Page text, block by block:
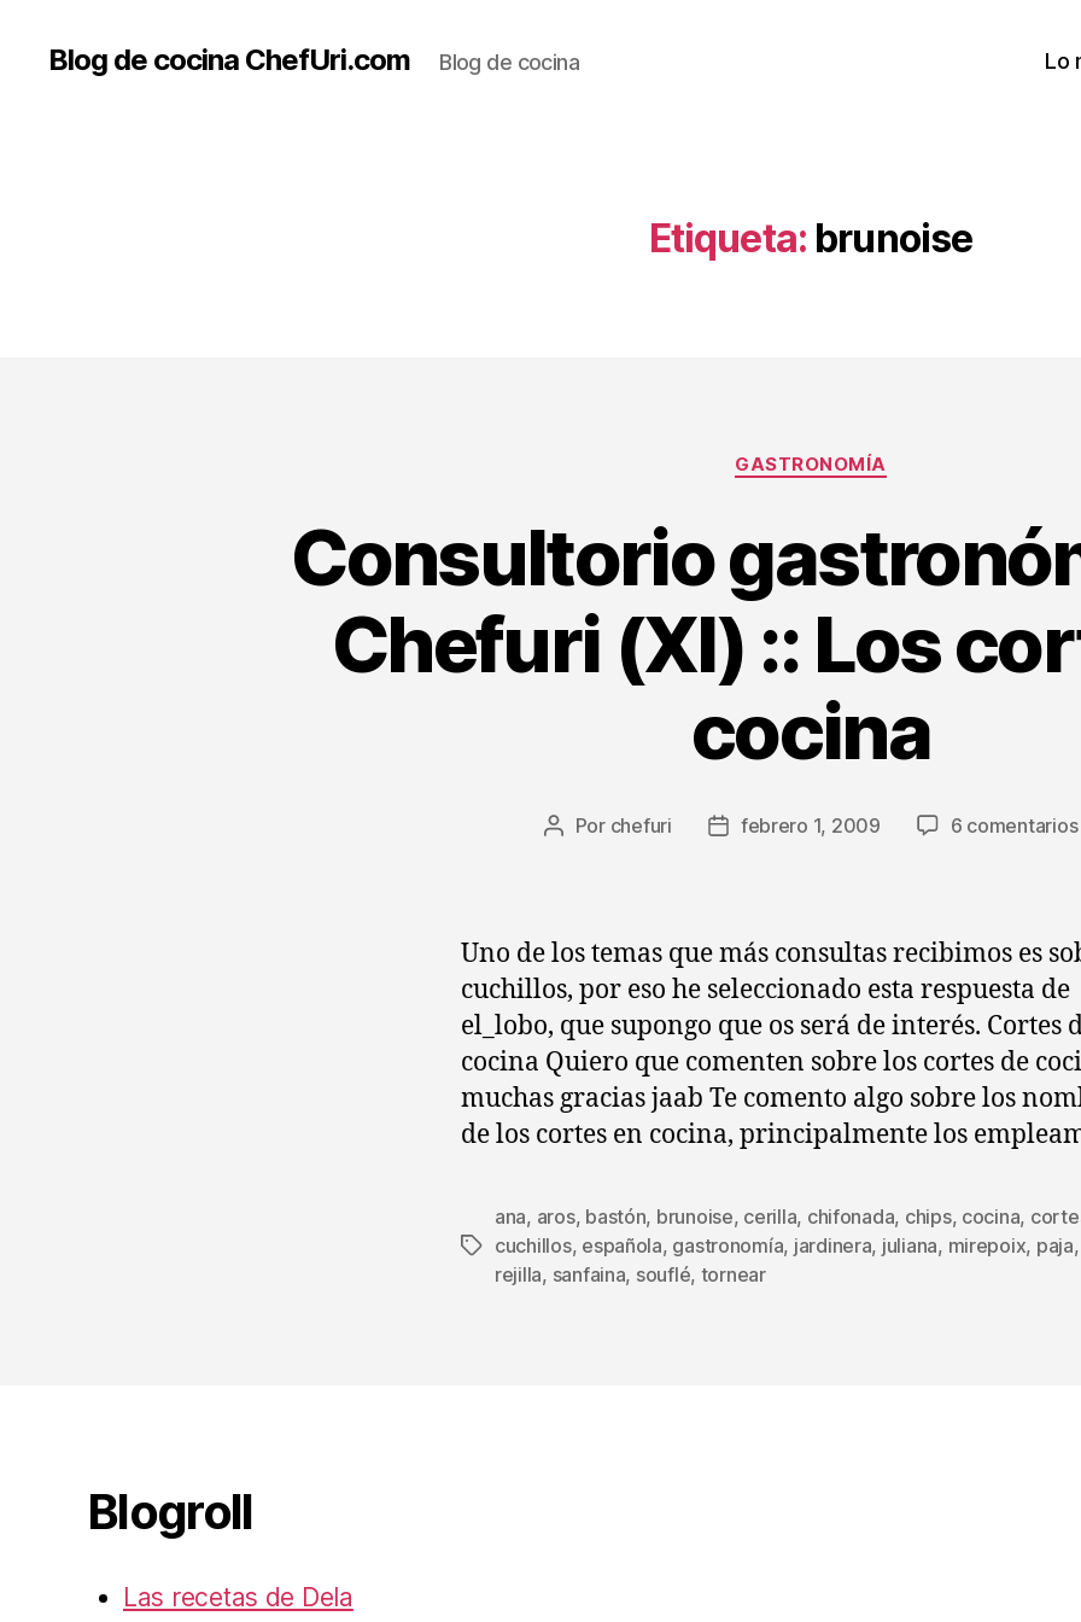
Blog de cocina ChefUri.com Blog de cocina Lo
Etiqueta: brunoise
Categorías
GASTRONOMÍA
Consultorio
Chefuri (XI) :: Los
cocina
Autor
Por chefuri
Fecha
febrero 1, 2009 6 comentarios
Uno de los temas que más consultas recibimos es
cuchillos, por eso he seleccionado esta respuesta de
el_lobo, que supongo que os será de interés. Cortes
cocina Quiero que comenten sobre los cortes de
muchas gracias jaab Te comento algo sobre los
de los cortes en cocina, principalmente los
Etiquetas
ana, aros, bastón, brunoise, cerilla, chifonada, chips, cocina,
cuchillos, española, gastronomía, jardinera, juliana, mirepoix, paja,
rejilla, sanfaina, souflé, tornear
Blogroll
Las recetas de Dela